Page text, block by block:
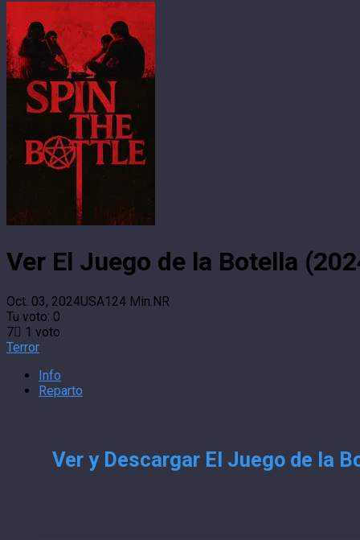
Ver El Juego de la Botella
Oct. 03, 2024USA124 Min.NR
Tu voto: 0
7
1 voto
Terror
Info
Reparto
Ver y Descargar El Juego de la